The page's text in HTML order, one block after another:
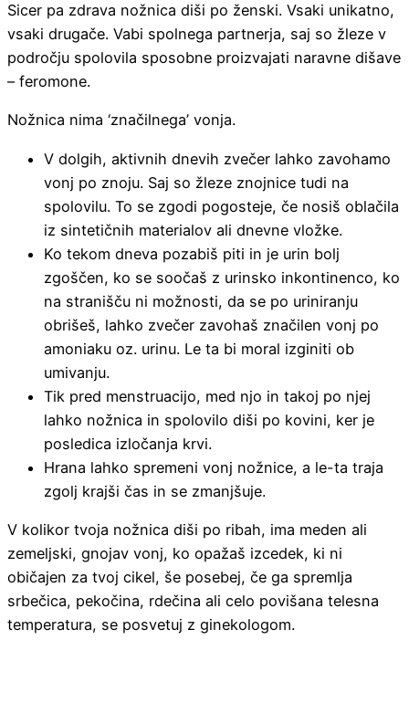
Sicer pa zdrava nožnica diši po ženski. Vsaki unikatno,
vsaki drugače. Vabi spolnega partnerja, saj so žleze v
področju spolovila sposobne proizvajati naravne dišave
– feromone.
Nožnica nima ‘značilnega’ vonja.
V dolgih, aktivnih dnevih zvečer lahko zavohamo
vonj po znoju. Saj so žleze znojnice tudi na
spolovilu. To se zgodi pogosteje, če nosiš oblačila
iz sintetičnih materialov ali dnevne vložke.
Ko tekom dneva pozabiš piti in je urin bolj
zgoščen, ko se soočaš z urinsko inkontinenco, ko
na stranišču ni možnosti, da se po uriniranju
obrišeš, lahko zvečer zavohaš značilen vonj po
amoniaku oz. urinu. Le ta bi moral izginiti ob
umivanju.
Tik pred menstruacijo, med njo in takoj po njej
lahko nožnica in spolovilo diši po kovini, ker je
posledica izločanja krvi.
Hrana lahko spremeni vonj nožnice, a le-ta traja
zgolj krajši čas in se zmanjšuje.
V kolikor tvoja nožnica diši po ribah, ima meden ali
zemeljski, gnojav vonj, ko opažaš izcedek, ki ni
običajen za tvoj cikel, še posebej, če ga spremlja
srbečica, pekočina, rdečina ali celo povišana telesna
temperatura, se posvetuj z ginekologom.